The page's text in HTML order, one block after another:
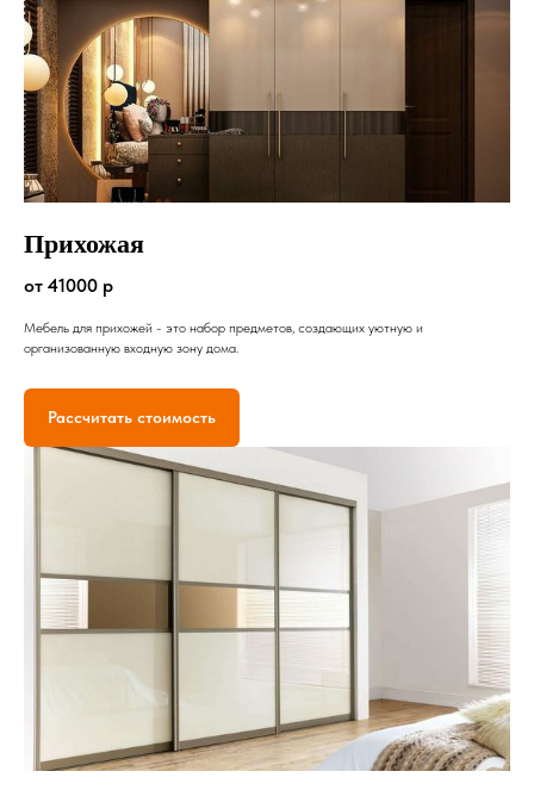
Прихожая
от 41000 р
Мебель для прихожей - это набор предметов, создающих уютную и
организованную входную зону дома.
Рассчитать стоимость